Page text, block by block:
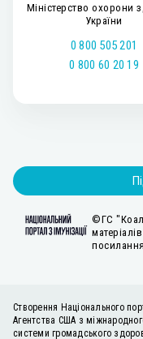
Міністерство охорони
України
0 800 505 201
0 800 60 20 19
©ГС
Створення Національного
Агентства США з
системи громадського